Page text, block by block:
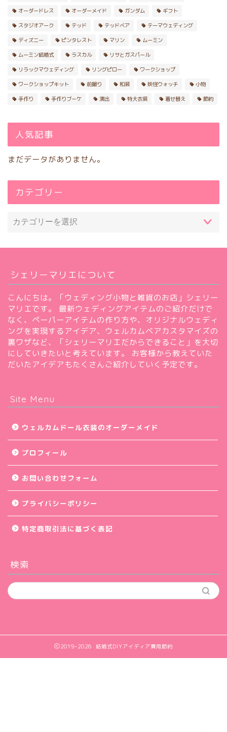
オーダードレス オーダーメイド ガンダム ギフト
スタジオアーク テッド テッドベア テーマウェディング
ディズニー ピンタレスト マリン ムーミン
ムーミン結婚式 ラスカル リサとガスパール
リラックマウェディング リングピロー ワークショップ
ワークショップキット 前撮り 和装 妖怪ウォッチ 小物
手作り 手作りブーケ 演出 特大衣装 着せ替え 節約
人気記事
まだデータがありません。
カテゴリー
シェリーマリエについて
こんにちは。「ウェディング小物と雑貨のお店」シェリー
マリエです。 最新ウェディングアイテムのご紹介だけで
なく、ペーパーアイテムの作り方や、オリジナルウェディ
ングを実現するアイデア、ウェルカムベアカスタマイズの
裏ワザなど、「シェリーマリエだからできること」を大切
にしていきたいと考えています。 お客様から教えていた
だいたアイデアもたくさんご紹介していく予定です。
Site Menu
ウェルカムドール衣装のオーダーメイド
プロフィール
お問い合わせフォーム
プライバシーポリシー
特定商取引法に基づく表記
検索
2019–2026 結婚式DIYアイディア費用節約
ホーム
節約・お得情報
ぬいぐるみ衣装
キャラクターぬいぐるみ
特大サイズ実例集
ウェルカムコーナー小物
会場デコレーション
披露宴・パーティー演出